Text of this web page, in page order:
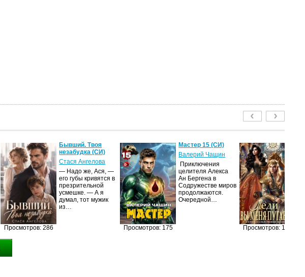
Просмотров: 286
Бывший. Твоя
незабудка (СИ)
Стася Ангелова
— Надо же, Ася, —
его губы кривятся в
презрительной
усмешке. — А я
думал, тот мужик
из…
Просмотров: 175
Мастер 15 (СИ)
Валерий Чащин
Приключения
целителя Алекса
Ан Бергена в
Содружестве миров
продолжаются.
Очередной…
Просмотров: 155